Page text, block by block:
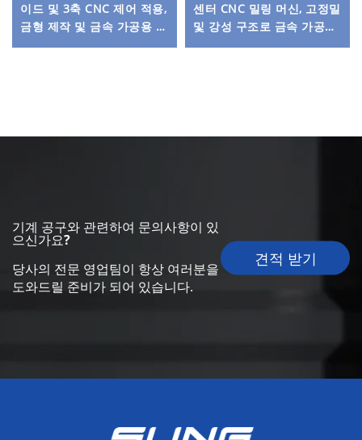
이드 및 3축 CNC 제어 적용,
금형 제작 및 금속 가공용 수
직 머시닝 센터
센터 CNC 밀링 머신, 고정밀
및 강성 구조로 금속 가공에
최적
기계 공구와 관련하여 문의사항이 있
으신가요?
당사의 전문 영업팀이 항상 여러분을
도와드릴 준비가 되어 있습니다.
견적 받기